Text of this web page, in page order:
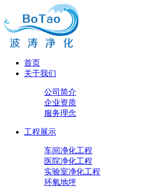
首页
关于我们
公司简介
企业资质
服务理念
工程展示
车间净化工程
医院净化工程
实验室净化工程
环氧地坪